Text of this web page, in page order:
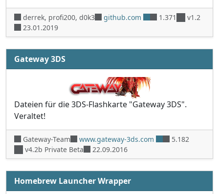
derrek, profi200, d0k3 github.com 1.371
v1.2
23.01.2019
Gateway 3DS
Dateien für die 3DS-Flashkarte "Gateway 3DS".
Veraltet!
Gateway-Team www.gateway-3ds.com
5.182
v4.2b Private Beta
22.09.2016
Homebrew Launcher Wrapper